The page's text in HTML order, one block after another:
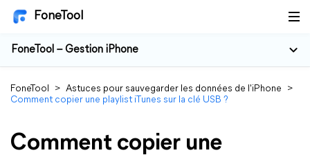
FoneTool
FoneTool – Gestion iPhone
FoneTool > Astuces pour sauvegarder les données de l'iPhone
>
Comment copier une playlist iTunes sur la clé USB ?
Comment copier une